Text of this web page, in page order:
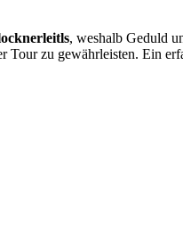
, weshalb Geduld
Tour zu gewährleisten. Ein